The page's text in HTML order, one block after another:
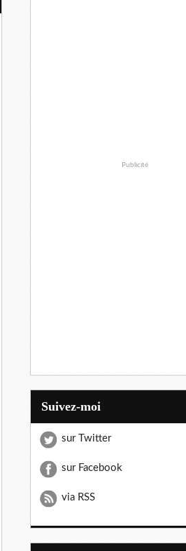
Publicité
Suivez-moi
sur Twitter
sur Facebook
via RSS